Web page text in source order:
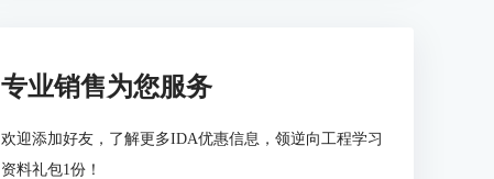
专业销售为您服务
欢迎添加好友，了解更多IDA优惠信息，领逆向工程学习
资料礼包1份！